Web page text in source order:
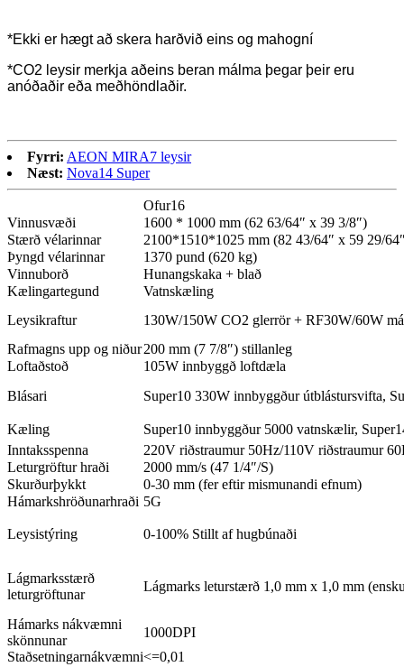
*Ekki er hægt að skera harðvið eins og mahogní
*CO2 leysir merkja aðeins beran málma þegar þeir eru
anóðaðir eða meðhöndlaðir.
Fyrri: AEON MIRA7 leysir
Næst: Nova14 Super
Ofur16
Vinnusvæði
1600 * 1000 mm (62 63/64″ x 39 3/8″)
Stærð vélarinnar
2100*1510*1025 mm (82 43/64″ x 59 29/
Þyngd vélarinnar
1370 pund (620 kg)
Vinnuborð
Hunangskaka + blað
Kælingartegund
Vatnskæling
Leysikraftur
130W/150W CO2 glerrör + RF30W/60W
Rafmagns upp og niður200 mm (7 7/8″) stillanleg
Loftaðstoð
105W innbyggð loftdæla
Blásari
Super10 330W innbyggður útblástursvifta,
Kæling
Super10 innbyggður 5000 vatnskælir,
Inntaksspenna
220V riðstraumur 50Hz/110V riðstraumur
Leturgröftur hraði
2000 mm/s (47 1/4″/S)
Skurðurþykkt
0-30 mm (fer eftir mismunandi efnum)
Hámarkshröðunarhraði 5G
Leysistýring 0-100% Stillt af hugbúnaði
Lágmarksstærð
leturgröftunar
Lágmarks leturstærð 1,0 mm x 1,0 mm
Hámarks nákvæmni
skönnunar
1000DPI
Staðsetningarnákvæmni<=0,01